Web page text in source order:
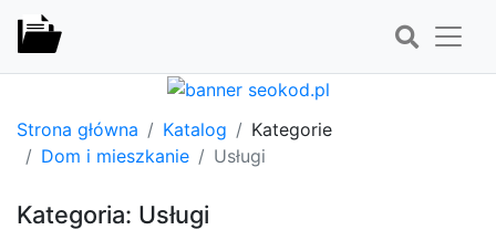
Strona główna Katalog
Kategorie
Dom i mieszkanie
Usługi
Kategoria: Usługi